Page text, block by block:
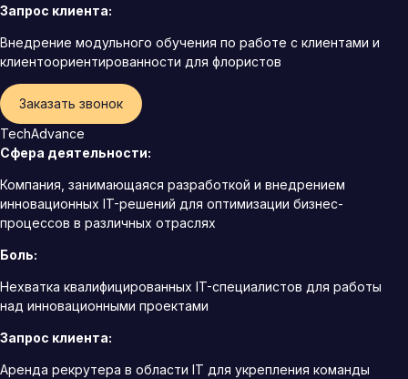
Запрос клиента:
Внедрение модульного обучения по работе с клиентами и
клиентоориентированности для флористов
Заказать звонок
TechAdvance
Сфера деятельности:
Компания, занимающаяся разработкой и внедрением
инновационных IT-решений для оптимизации бизнес-
процессов в различных отраслях
Боль:
Нехватка квалифицированных IT-специалистов для работы
над инновационными проектами
Запрос клиента:
Аренда рекрутера в области IT для укрепления команды